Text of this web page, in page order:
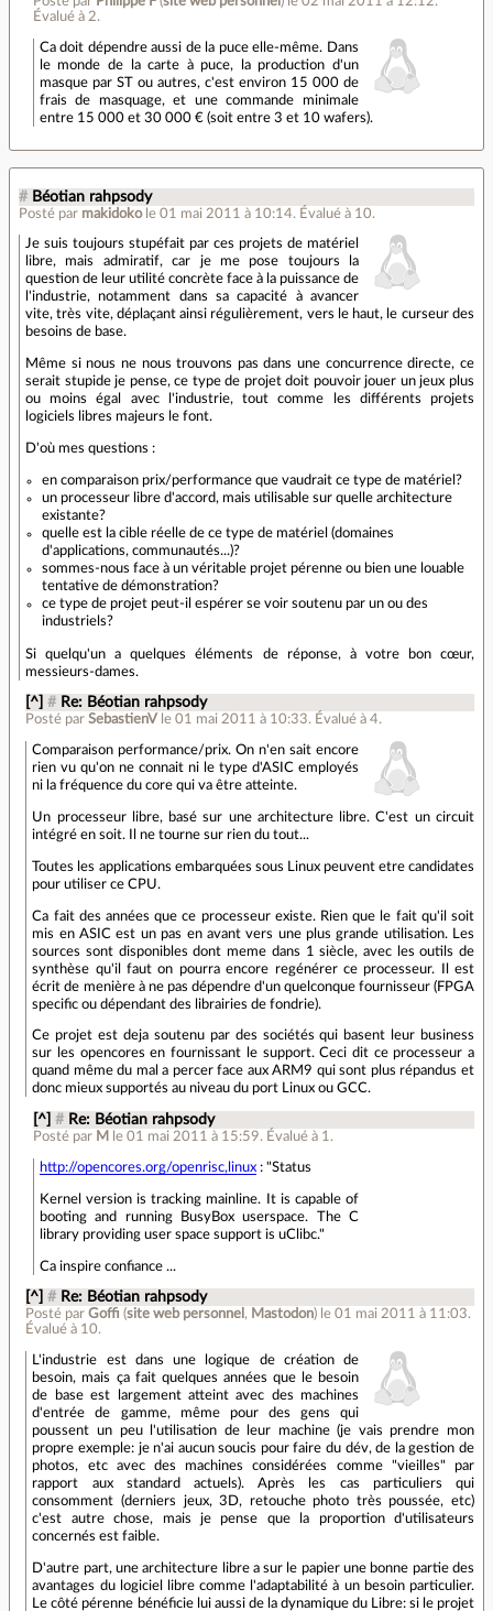
Évalué à 2.
Ca doit dépendre aussi de la puce elle-même. Dans
le monde de la carte à puce, la production d'un
masque par ST ou autres, c'est environ 15 000 de
frais de masquage, et une commande minimale
entre 15 000 et 30 000 € (soit entre 3 et 10 wafers).
# Béotian rahpsody
Posté par makidoko le 01 mai 2011 à 10:14. Évalué à 10.
Je suis toujours stupéfait par ces projets de matériel
libre, mais admiratif, car je me pose toujours la
question de leur utilité concrète face à la puissance de
l'industrie, notamment dans sa capacité à avancer
vite, très vite, déplaçant ainsi régulièrement, vers le haut, le curseur des
besoins de base.
Même si nous ne nous trouvons pas dans une concurrence directe, ce
serait stupide je pense, ce type de projet doit pouvoir jouer un jeux plus
ou moins égal avec l'industrie, tout comme les différents projets
logiciels libres majeurs le font.
D'où mes questions :
en comparaison prix/performance que vaudrait ce type de matériel?
un processeur libre d'accord, mais utilisable sur quelle architecture
existante?
quelle est la cible réelle de ce type de matériel (domaines
d'applications, communautés...)?
sommes-nous face à un véritable projet pérenne ou bien une louable
tentative de démonstration?
ce type de projet peut-il espérer se voir soutenu par un ou des
industriels?
Si quelqu'un a quelques éléments de réponse, à votre bon cœur,
messieurs-dames.
[^] # Re: Béotian rahpsody
Posté parSebastienV le 01 mai 2011 à 10:33. Évalué à4.
Comparaison performance/prix. On n'en sait encore
rien vu qu'on ne connait ni le type d'ASIC employés
ni la fréquence du core qui va être atteinte.
Un processeur libre, basé sur une architecture libre. C'est un circuit
intégré en soit. Il ne tourne sur rien du tout...
Toutes les applications embarquées sous Linux peuvent etre candidates
pour utiliser ce CPU.
Ca fait des années que ce processeur existe. Rien que le fait qu'il soit
mis en ASIC est un pas en avant vers une plus grande utilisation. Les
sources sont disponibles dont meme dans 1 siècle, avec les outils de
synthèse qu'il faut on pourra encore regénérer ce processeur. Il est
écrit de menière à ne pas dépendre d'un quelconque fournisseur (FPGA
specific ou dépendant des librairies de fondrie).
Ce projet est deja soutenu par des sociétés qui basent leur business
sur les opencores en fournissant le support. Ceci dit ce processeur a
quand même du mal a percer face aux ARM9 qui sont plus répandus et
donc mieux supportés au niveau du port Linux ou GCC.
[^] # Re: Béotian rahpsody
Posté par M le 01 mai 2011 à 15:59. Évalué à 1 .
http://opencores.org/openrisc,linux: "Status
Kernel version is tracking mainline. It is capable of
booting and running BusyBox userspace. The C
library providing user space support is uClibc."
Ca inspire confiance ...
[^] # Re: Béotian rahpsody
Posté parGoffi (site web personnel , Mastodon) le 01 mai 2011 à 11:03.
Évalué à 10.
L'industrie est dans une logique de création de
besoin, mais ça fait quelques années que le besoin
de base est largement atteint avec des machines
d'entrée de gamme, même pour des gens qui
poussent un peu l'utilisation de leur machine (je vais prendre mon
propre exemple: je n'ai aucun soucis pour faire du dév, de la gestion de
photos, etc avec des machines considérées comme "vieilles" par
rapport aux standard actuels). Après les cas particuliers qui
consomment (derniers jeux, 3D, retouche photo très poussée, etc)
c'est autre chose, mais je pense que la proportion d'utilisateurs
concernés est faible.
D'autre part, une architecture libre a sur le papier une bonne partie des
avantages du logiciel libre comme l'adaptabilité à un besoin particulier.
Le côté pérenne bénéficie lui aussi de la dynamique du Libre: si le projet